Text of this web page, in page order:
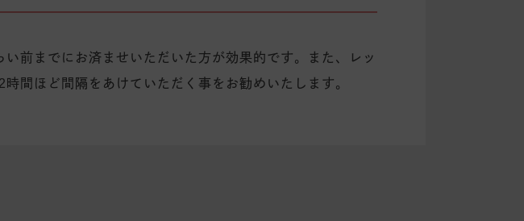
前までにお済ませいただいた方が効果的です。また、レッ
間ほど間隔をあけていただく事をお勧めいたします。